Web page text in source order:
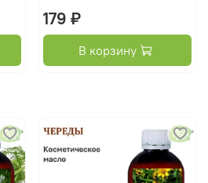
179 ₽
В корзину